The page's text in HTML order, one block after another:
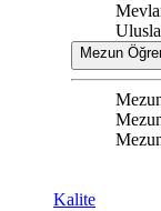
Mezun
Kalite